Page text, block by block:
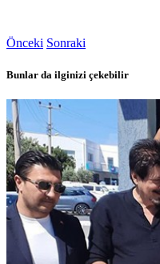
Önceki Sonraki
Bunlar da ilginizi çekebilir